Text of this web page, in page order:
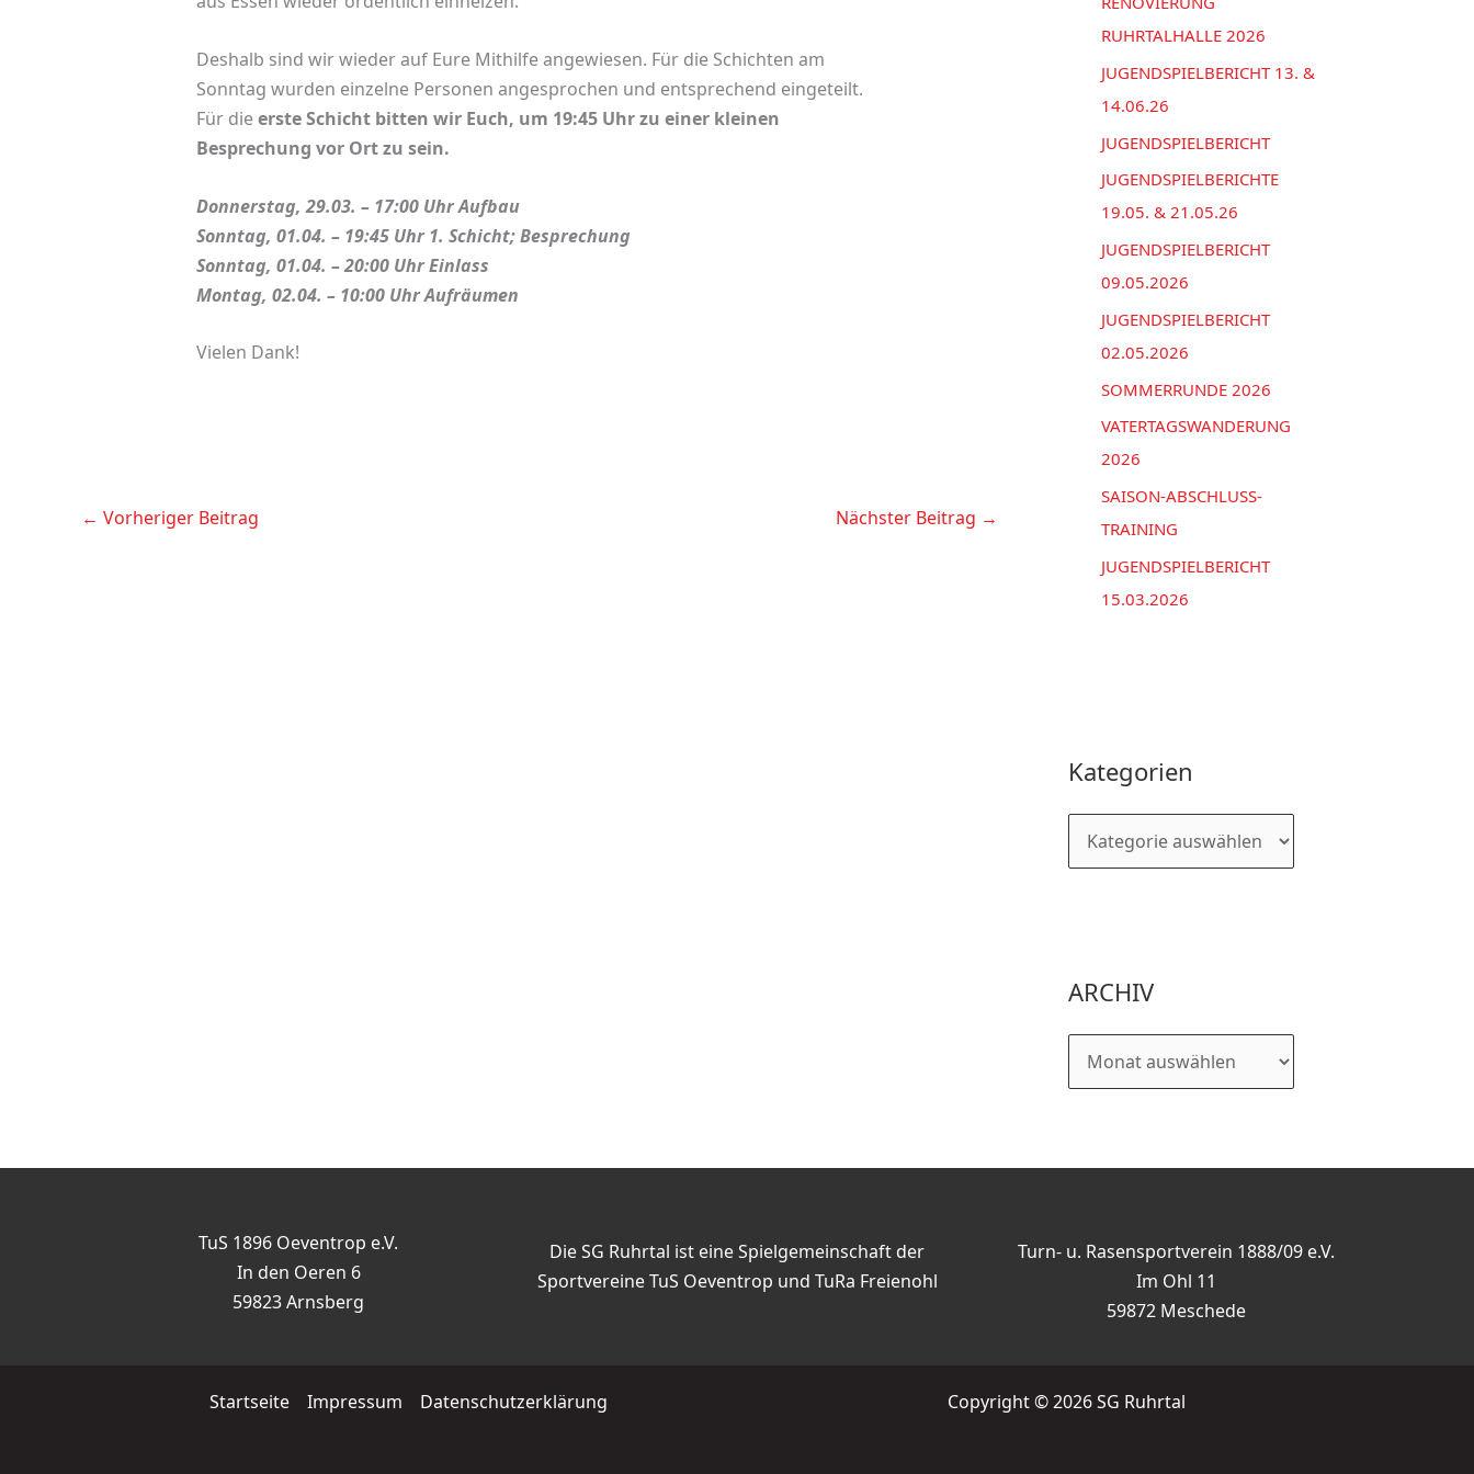
Deshalb sind wir wieder auf Eure Mithilfe angewiesen. Für die Schichten am
Sonntag wurden einzelne Personen angesprochen und entsprechend eingeteilt.
Für dieerste Schicht bitten wir Euch, um 19:45 Uhr zu einer kleinen
Besprechung vor Ort zu sein.
Donnerstag, 29.03. – 17:00 Uhr Aufbau
Sonntag, 01.04. – 19:45 Uhr 1. Schicht; Besprechung
Sonntag, 01.04. – 20:00 Uhr Einlass
Montag, 02.04. – 10:00 Uhr Aufräumen
Vielen Dank!
← Vorheriger Beitrag Nächster Beitrag →
RUHRTALHALLE 2026
JUGENDSPIELBERICHT 13. &
14.06.26
JUGENDSPIELBERICHT
JUGENDSPIELBERICHTE
19.05. & 21.05.26
JUGENDSPIELBERICHT
09.05.2026
JUGENDSPIELBERICHT
02.05.2026
SOMMERRUNDE 2026
VATERTAGSWANDERUNG
2026
SAISON-ABSCHLUSS-
TRAINING
JUGENDSPIELBERICHT
15.03.2026
Kategorien
ARCHIV
TuS 1896 Oeventrop e.V.
In den Oeren 6
59823 Arnsberg
Die SG Ruhrtal ist eine Spielgemeinschaft der
Sportvereine TuS Oeventrop und TuRa Freienohl
Turn- u. Rasensportverein 1888/09 e.V.
Im Ohl 11
59872 Meschede
Startseite Impressum Datenschutzerklärung Copyright © 2026 SG Ruhrtal